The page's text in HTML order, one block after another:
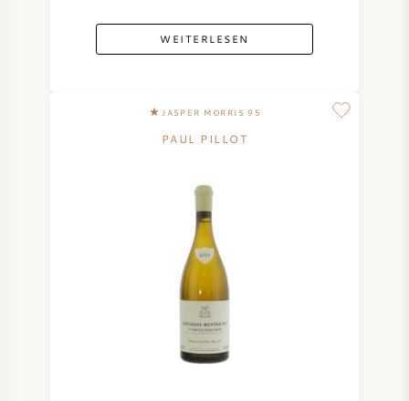
WEITERLESEN
JASPER MORRIS 95
PAUL PILLOT